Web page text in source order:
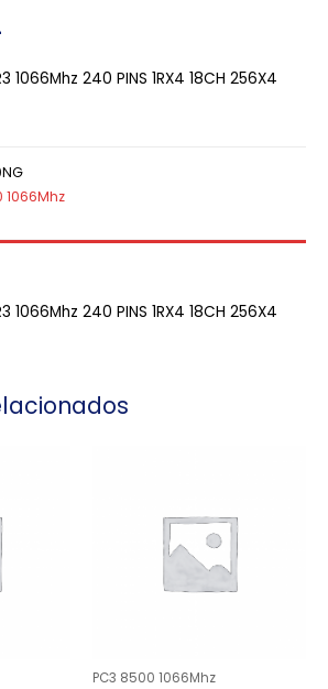
1066Mhz 240 PINS 1RX4 18CH 256X4
1066Mhz
1066Mhz 240 PINS 1RX4 18CH 256X4
PC3 8500 1066Mhz